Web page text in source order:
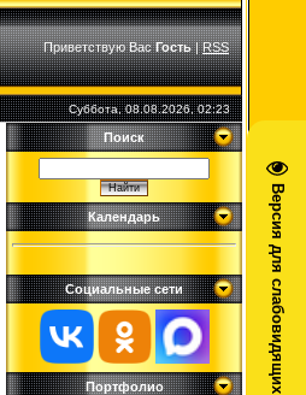
Версия для слабовидящих
Приветствую Вас Гость|RSS
Суббота, 08.08.2026, 02:23
Поиск
Календарь
Социальные сети
Портфолио